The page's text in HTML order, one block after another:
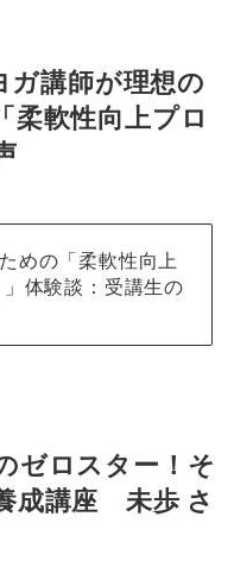
ガ講師が理想の
柔軟性向上プロ
めの「柔軟性向上
体験談：受講生の
ゼロスター ！そ
成講座 未歩 さ